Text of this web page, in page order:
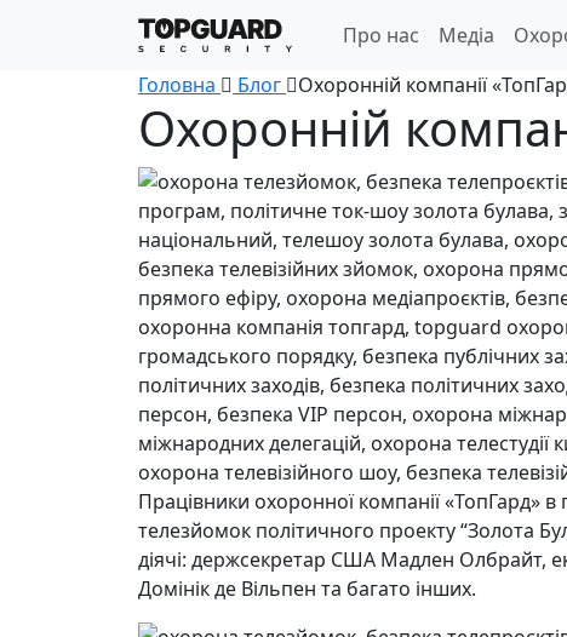
Про нас Медіа
Головна
Блог Охоронній компанії
Охоронній
Працівники охоронної компанії «ТопГард»
телезйомок політичного проекту “Золота
діячі: держсекретар США Мадлен Олбрайт,
Домінік де Вільпен та багато інших.